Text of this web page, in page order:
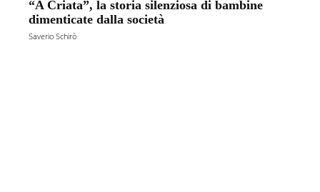
“A Criata”, la storia silenziosa di bambine
dimenticate dalla società
Saverio Schirò